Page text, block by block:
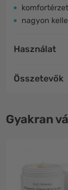
nagyon
Használat
Összetevők
Gyakran